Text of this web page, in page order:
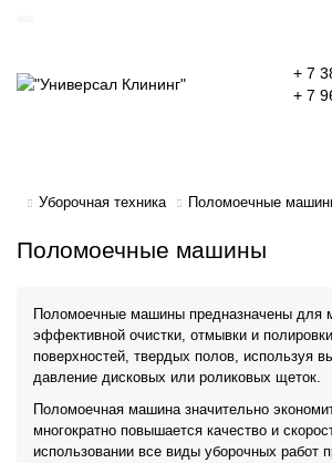
+ 7
+ 7
Уборочная техника Поломоечные
Поломоечные машины
Поломоечные машины предназначены для
эффективной очистки, отмывки и
поверхностей, твердых полов, используя
давление дисковых или роликовых щеток.
Поломоечная машина значительно
многократно повышается качество и
использовании все виды уборочных работ